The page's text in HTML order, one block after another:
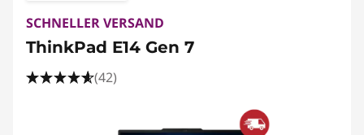
SCHNELLER VERSAND
ThinkPad E14 Gen 7
(42)